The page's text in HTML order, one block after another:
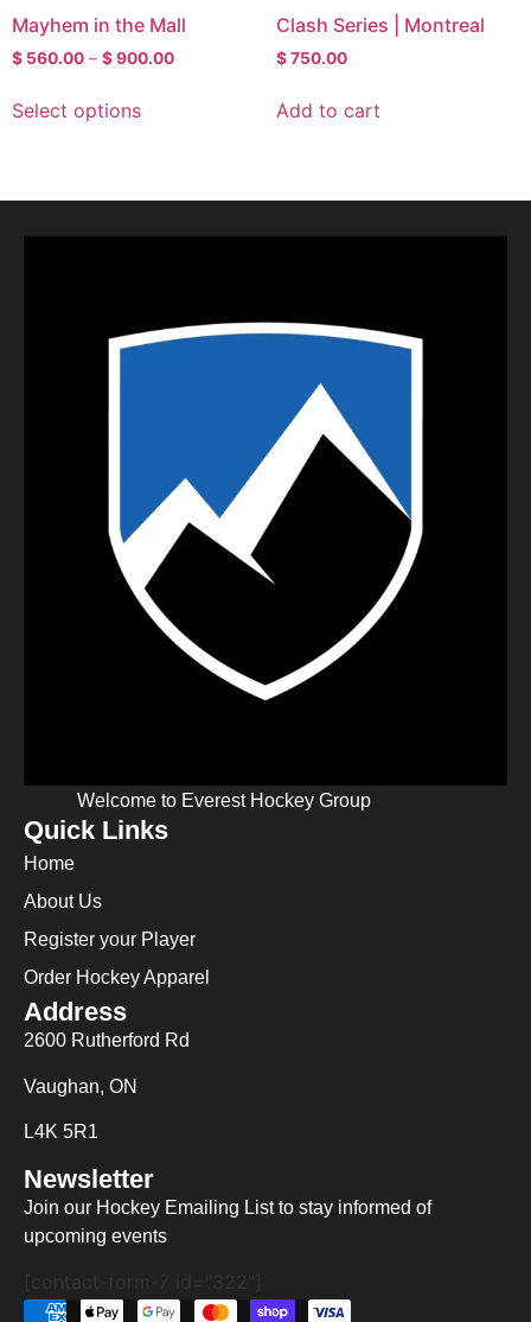
Mayhem in the Mall
$ 560.00 – $900.00
Select options
Clash Series | Montreal
$750.00
Add to cart
Welcome to Everest Hockey Group
Quick Links
Home
About Us
Register your Player
Order Hockey Apparel
Address
2600 Rutherford Rd
Vaughan, ON
L4K 5R1
Newsletter
Join our Hockey Emailing List to stay informed of
upcoming events